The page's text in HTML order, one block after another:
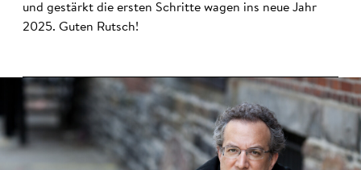
und gestärkt die ersten Schritte wagen ins neue Jahr
2025. Guten Rutsch!